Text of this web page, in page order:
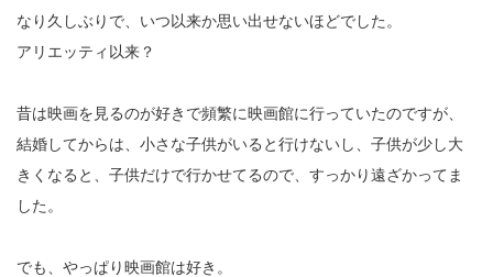
なり久しぶりで、いつ以来か思い出せないほどでした。
アリエッティ以来？
昔は映画を見るのが好きで頻繁に映画館に行っていたのですが、
結婚してからは、小さな子供がいると行けないし、子供が少し大
きくなると、子供だけで行かせてるので、すっかり遠ざかってま
した。
でも、やっぱり映画館は好き。